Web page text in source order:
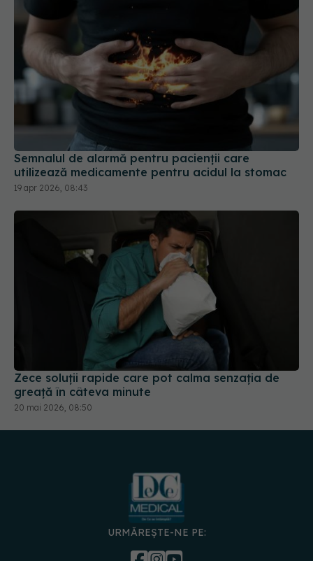
Semnalul de alarmă pentru pacienții care
utilizează medicamente pentru acidul la stomac
Zece soluții rapide care pot calma senzația de
greață în câteva minute
20 mai 2026, 08:50
URMĂREȘTE-NE PE:
DESCARCĂ APLICAȚIA